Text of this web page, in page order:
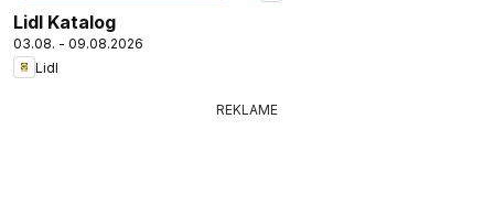
Lidl Katalog
03.08. - 09.08.2026
Lidl
REKLAME